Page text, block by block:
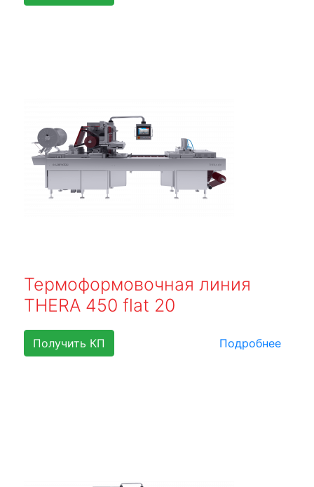
Термоформовочная линия
THERA 450 flat 20
Получить КП Подробнее